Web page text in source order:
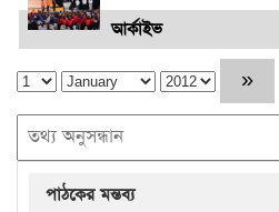
আর্কাইভ
পাঠকের মন্তব্য